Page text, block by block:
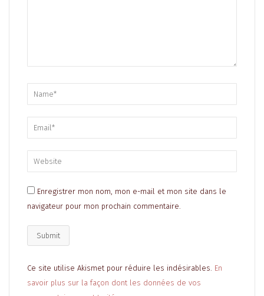
Enregistrer mon nom, mon e-mail et mon site dans le
navigateur pour mon prochain commentaire.
Ce site utilise Akismet pour réduire les indésirables. En
savoir plus sur la façon dont les données de vos